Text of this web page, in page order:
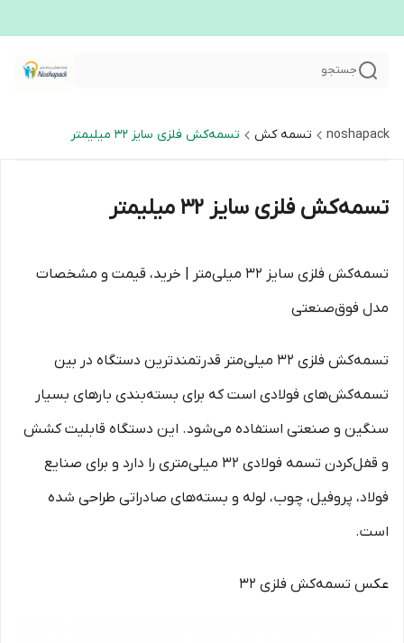
جستجو
noshapack تسمه کش تسمه‌کش فلزی سایز ۳۲ میلیمتر
تسمه‌کش فلزی سایز ۳۲ میلیمتر
تسمه‌کش فلزی سایز ۳۲ میلی‌متر | خرید، قیمت و مشخصات
مدل فوق‌صنعتی
تسمه‌کش فلزی ۳۲ میلی‌متر قدرتمندترین دستگاه در بین
تسمه‌کش‌های فولادی است که برای بسته‌بندی بارهای بسیار
سنگین و صنعتی استفاده می‌شود. این دستگاه قابلیت کشش
و قفل‌کردن تسمه فولادی ۳۲ میلی‌متری را دارد و برای صنایع
فولاد، پروفیل، چوب، لوله و بسته‌های صادراتی طراحی شده
است.
عکس تسمه‌کش فلزی ۳۲